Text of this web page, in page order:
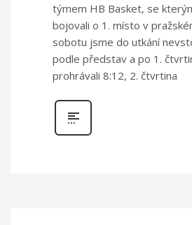
týmem HB Basket, se
bojovali o 1. místo v
sobotu jsme do utkání
podle představ a po 1.
prohrávali 8:12, 2. čtvrtina